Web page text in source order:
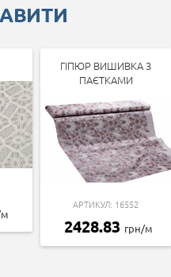
ГІПЮР ВИШИВКА З
ПАЄТКАМИ
АРТИКУЛ: 16552
2428.83 грн/м